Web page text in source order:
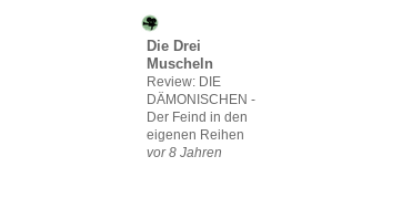
Die Drei
Muscheln
Review: DIE
DÄMONISCHEN -
Der Feind in den
eigenen Reihen
vor 8 Jahren